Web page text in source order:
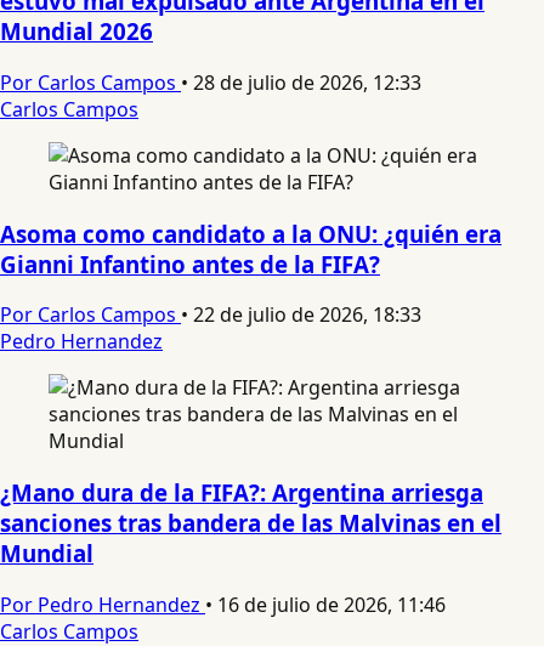
Mundial 2026
Por Carlos Campos • 28 de julio de 2026, 12:33
Carlos Campos
Asoma como candidato a la ONU: ¿quién era
Gianni Infantino antes de la FIFA?
Por Carlos Campos • 22 de julio de 2026, 18:33
Pedro Hernandez
¿Mano dura de la FIFA?: Argentina arriesga
sanciones tras bandera de las Malvinas en el
Mundial
Por Pedro Hernandez • 16 de julio de 2026, 11:46
Carlos Campos